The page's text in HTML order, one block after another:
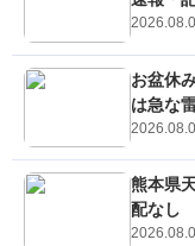
お盆休
は急な
熊本県
配なし